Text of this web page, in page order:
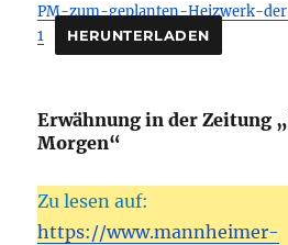
PM-zum-geplanten-Heizwerk-
1
HERUNTERLADEN
Erwähnung in der Zeitung
Morgen“
Zu lesen auf:
https://www.mannheimer-